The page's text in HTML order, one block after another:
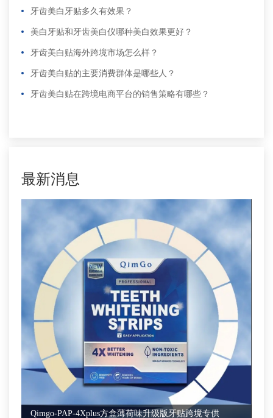
牙齿美白牙贴多久有效果？
美白牙贴和牙齿美白仪哪种美白效果更好？
牙齿美白贴海外跨境市场怎么样？
牙齿美白贴的主要消费群体是哪些人？
牙齿美白贴在跨境电商平台的销售策略有哪些？
最新消息
Qimgo-PAP-4Xplus方盒薄荷味升级版牙贴跨境专供